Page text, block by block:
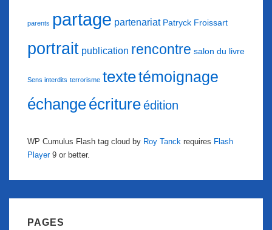
parents partage partenariat Patryck Froissart
portrait publication rencontre salon du livre
Sens interdits terrorisme textetémoignage
échangeécritureédition
WP Cumulus Flash tag cloud by Roy Tanck requires Flash
Player9 or better.
PAGES